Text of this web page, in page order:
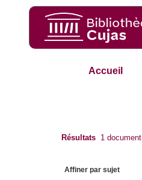
Accueil
Résultats 1 document
Affiner par sujet